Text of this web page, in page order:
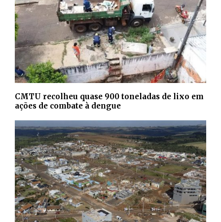
CMTU recolheu quase 900 toneladas de lixo em
ações de combate à dengue